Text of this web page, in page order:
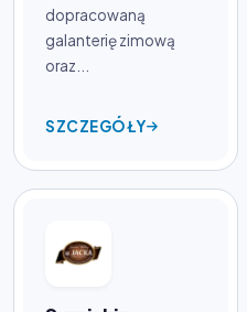
dopracowaną
galanterię zimową
oraz...
SZCZEGÓŁY